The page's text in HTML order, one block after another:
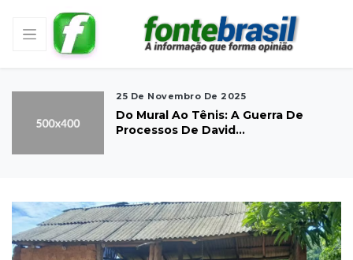
25 De Novembro De 2025
Do Mural Ao Tênis: A Guerra De
Processos De David...